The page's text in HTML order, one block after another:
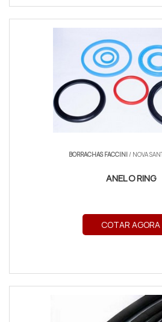
BORRACHAS FACCINI/ NOVA
ANEL O RING
COTAR AGORA